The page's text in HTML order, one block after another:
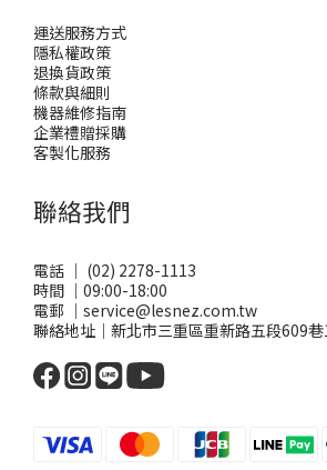
運送服務方式
隱私權政策
退換貨政策
條款與細則
機器維修指南
企業禮贈採購
客製化服務
聯絡我們
電話 ｜ (02) 2278-1113
時間 ｜09:00-18:00
電郵 ｜service@lesnez.com.tw
聯絡地址｜新北市三重區重新路五段609